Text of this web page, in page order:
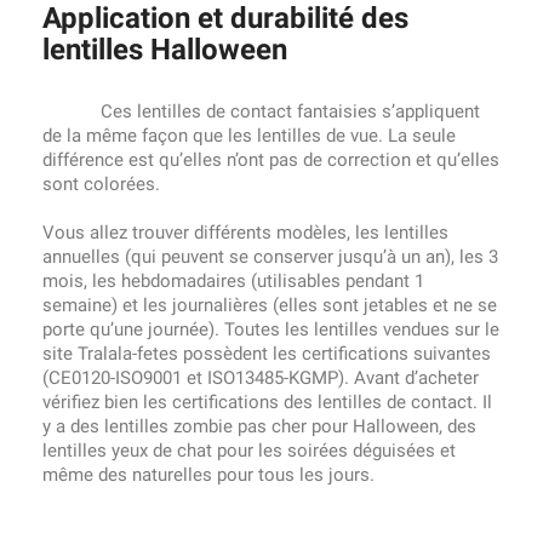
Application et durabilité des
lentilles Halloween
Ces lentilles de contact fantaisies s’appliquent
de la même façon que les lentilles de vue. La seule
différence est qu’elles n’ont pas de correction et qu’elles
sont colorées.
Vous allez trouver différents modèles, les lentilles
annuelles (qui peuvent se conserver jusqu’à un an), les 3
mois, les hebdomadaires (utilisables pendant 1
semaine) et les journalières (elles sont jetables et ne se
porte qu’une journée). Toutes les lentilles vendues sur le
site Tralala-fetes possèdent les certifications suivantes
(CE0120-ISO9001 et ISO13485-KGMP). Avant d’acheter
vérifiez bien les certifications des lentilles de contact. Il
y a des lentilles zombie pas cher pour Halloween, des
lentilles yeux de chat pour les soirées déguisées et
même des naturelles pour tous les jours.